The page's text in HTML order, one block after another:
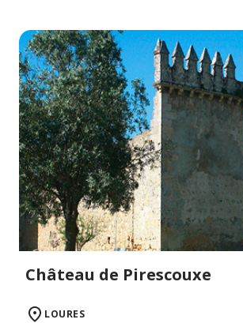
Château de Pirescouxe
LOURES